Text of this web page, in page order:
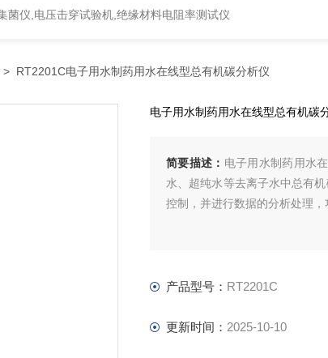
菌仪 电压击穿试验机 绝缘材料电阻率测试仪
RT2201C电子用水制药用水在线型总有机碳分析仪
电子用水制药用水在线型总有机碳
简要描述： 电子用水制药用水
水、超纯水等去离子水中总有
控制，并进行数据的分析处理，
产品型号： RT2201C
更新时间： 2025-10-10